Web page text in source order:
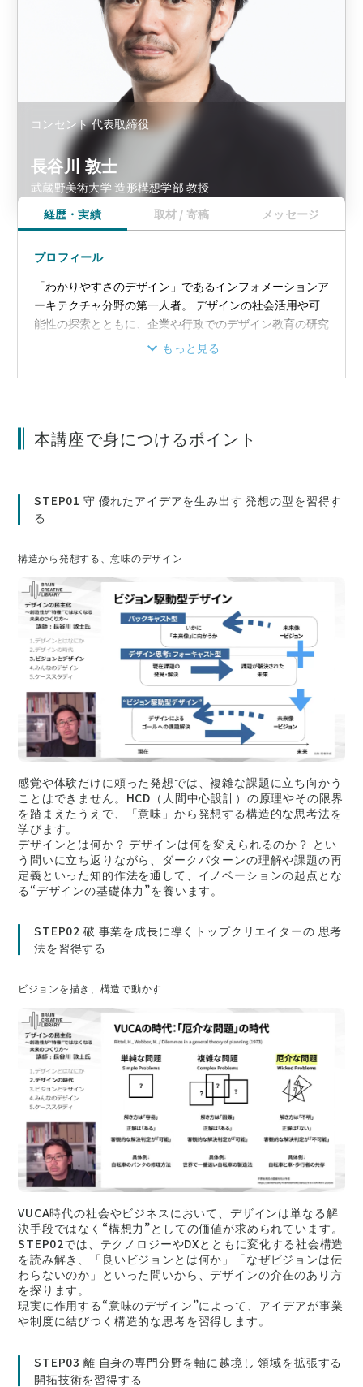
コンセント 代表取締役
長谷川 敦士
武蔵野美術大学 造形構想学部 教授
経歴・実績
取材 / 寄稿 メッセージ
プロフィール
「わかりやすさのデザイン」であるインフォメーションア
ーキテクチャ分野の第一人者。 デザインの社会活用や可
能性の探索とともに、企業や行政でのデザイン教育の研究
美術大学造形構想学部教授を兼任。経済産業省/IPA「DX
ン 人を欺くデザインの手口と対策』『This is Service
ザインに関する書籍の監修・監訳・著書多数。
もっと見る
本講座で身につけるポイント
STEP01 守 優れたアイデアを生み出す 発想の型を習得す
る
構造から発想する、意味のデザイン
感覚や体験だけに頼った発想では、複雑な課題に立ち向かう
ことはできません。HCD（人間中心設計）の原理やその限界
を踏まえたうえで、「意味」から発想する構造的な思考法を
学びます。
デザインとは何か？ デザインは何を変えられるのか？ とい
う問いに立ち返りながら、ダークパターンの理解や課題の再
定義といった知的作法を通して、イノベーションの起点とな
る“デザインの基礎体力”を養います。
STEP02 破 事業を成長に導くトップクリエイターの 思考
法を習得する
ビジョンを描き、構造で動かす
VUCA時代の社会やビジネスにおいて、デザインは単なる解
決手段ではなく“構想力”としての価値が求められています。
STEP02では、テクノロジーやDXとともに変化する社会構造
を読み解き、「良いビジョンとは何か」「なぜビジョンは伝
わらないのか」といった問いから、デザインの介在のあり方
を探ります。
現実に作用する“意味のデザイン”によって、アイデアが事業
や制度に結びつく構造的な思考を習得します。
STEP03 離 自身の専門分野を軸に越境し 領域を拡張する
開拓技術を習得する